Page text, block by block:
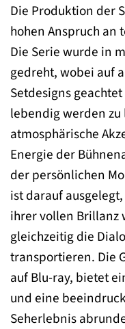
Die Produktion der
hohen Anspruch an
Die Serie wurde in
gedreht, wobei auf
Setdesigns
lebendig werden zu
atmosphärische
Energie der
der persönlichen
ist darauf
ihrer vollen Brillanz
gleichzeitig die
transportieren. Die
auf Blu-ray, bietet
und eine
Seherlebnis